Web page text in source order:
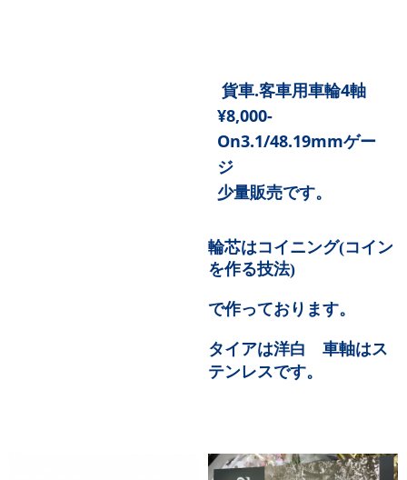
貨車.客車用車輪4軸
¥8,000-
On3.1/48.19mmゲー
ジ
少量販売です。
輪芯はコイニング(コイン
を作る技法)
で作っております。
タイアは洋白 車軸はス
テンレスです。